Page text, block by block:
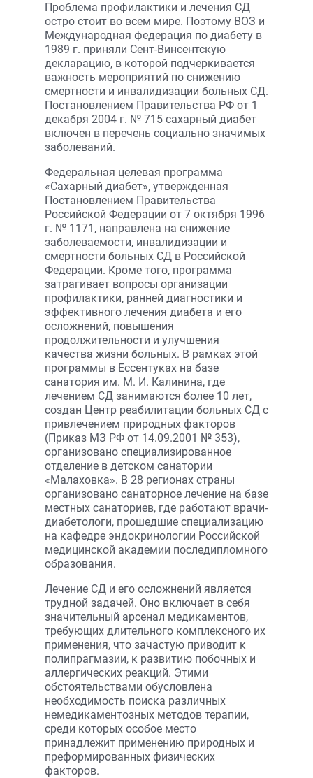
Проблема профилактики и лечения СД
остро стоит во всем мире. Поэтому ВОЗ и
Международная федерация по диабету в
1989 г. приняли Сент-Винсентскую
декларацию, в которой подчеркивается
важность мероприятий по снижению
смертности и инвалидизации больных СД.
Постановлением Правительства РФ от 1
декабря 2004 г. № 715 сахарный диабет
включен в перечень социально значимых
заболеваний.
Федеральная целевая программа
«Сахарный диабет», утвержденная
Постановлением Правительства
Российской Федерации от 7 октября 1996
г. № 1171, направлена на снижение
заболеваемости, инвалидизации и
смертности больных СД в Российской
Федерации. Кроме того, программа
затрагивает вопросы организации
профилактики, ранней диагностики и
эффективного лечения диабета и его
осложнений, повышения
продолжительности и улучшения
качества жизни больных. В рамках этой
программы в Ессентуках на базе
санатория им. М. И. Калинина, где
лечением СД занимаются более 10 лет,
создан Центр реабилитации больных СД с
привлечением природных факторов
(Приказ МЗ РФ от 14.09.2001 № 353),
организовано специализированное
отделение в детском санатории
«Малаховка». В 28 регионах страны
организовано санаторное лечение на базе
местных санаториев, где работают врачи-
диабетологи, прошедшие специализацию
на кафедре эндокринологии Российской
медицинской академии последипломного
образования.
Лечение СД и его осложнений является
трудной задачей. Оно включает в себя
значительный арсенал медикаментов,
требующих длительного комплексного их
применения, что зачастую приводит к
полипрагмазии, к развитию побочных и
аллергических реакций. Этими
обстоятельствами обусловлена
необходимость поиска различных
немедикаментозных методов терапии,
среди которых особое место
принадлежит применению природных и
преформированных физических
факторов.